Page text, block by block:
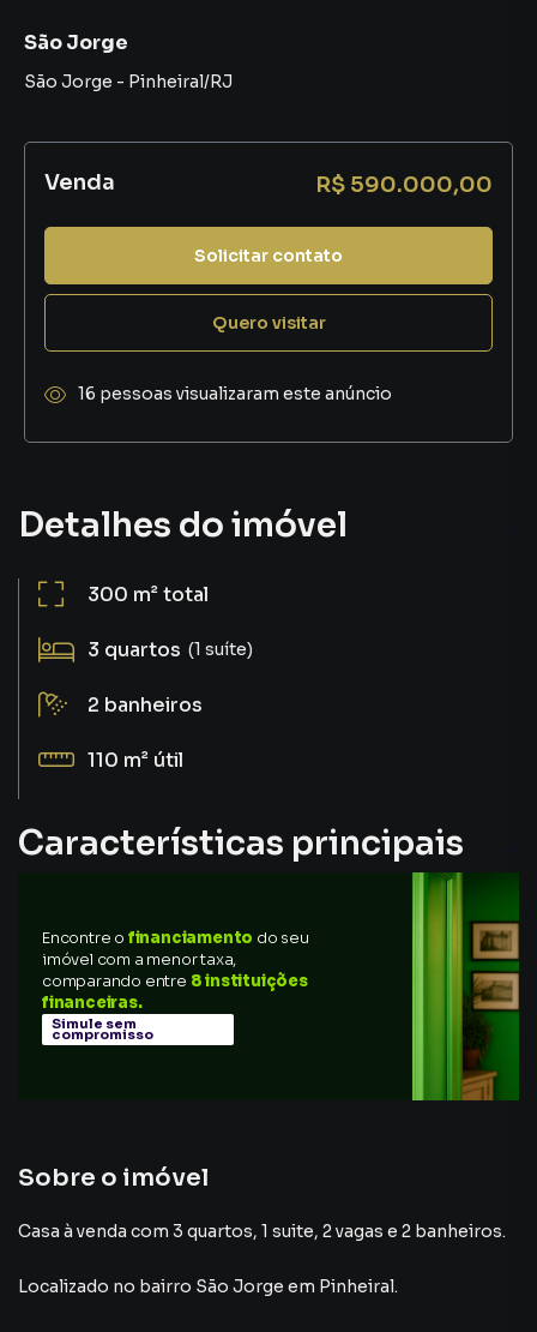
Detalhes do imóvel
300 m²total
3 quartos (1 suíte)
2 banheiros
110 m² útil
Características principais
Cozinha
Sala de Jantar
Encontre o financiamento do seu
imóvel com a menor taxa,
comparando entre 8 instituições
financeiras.
Simule sem
compromisso
Sobre o imóvel
Casa à venda com 3 quartos, 1 suite, 2 vagas e 2 banheiros.
Localizado no bairro São Jorge em Pinheiral.
São Jorge
São Jorge - Pinheiral/RJ
Venda R$ 590.000,00
Solicitar contato
Quero visitar
16 pessoas visualizaram este anúncio